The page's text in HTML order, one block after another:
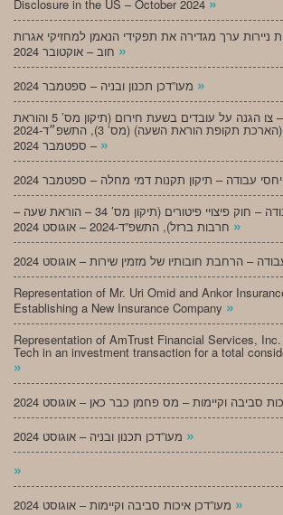
Disclosure in the US – October 2024
ניירות ערך מגדירה את תפקידי הנאמן למחזיקי אגרות
»
»
מעו”דכן יחסי עבודה – צו הגנה על עובדים בשעת חירום (תיקון מס’ 5 והוראת
שעה – חרבות ברזל) (הארכת תקופת הוראת השעה) (מס’ 3), התשפ״ד-2024
– ספטמבר 2024 »
מעו”דכן יחסי עבודה – חוק פיצויי פיטורים (תיקון מס’ 34 – הוראת שעה –
»
Representation of Mr. Uri Omid and Ankor
Establishing a New Insurance Company »
Representation of AmTrust Financial Services,
Tech in an investment transaction for a total
»
»
»
»